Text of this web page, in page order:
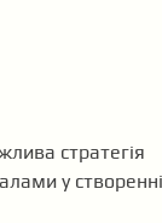
стратегія
у створенні